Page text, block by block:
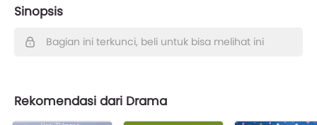
Sinopsis
Bagian ini terkunci, beli untuk bisa melihat ini
Rekomendasi dari Drama